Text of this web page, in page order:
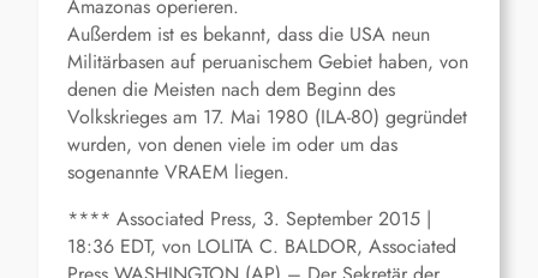
Amazonas operieren.
Außerdem ist es bekannt, dass die USA neun
Militärbasen auf peruanischem Gebiet haben, von
denen die Meisten nach dem Beginn des
Volkskrieges am 17. Mai 1980 (ILA-80) gegründet
wurden, von denen viele im oder um das
sogenannte VRAEM liegen.
**** Associated Press, 3. September 2015 |
18:36 EDT, von LOLITA C. BALDOR, Associated